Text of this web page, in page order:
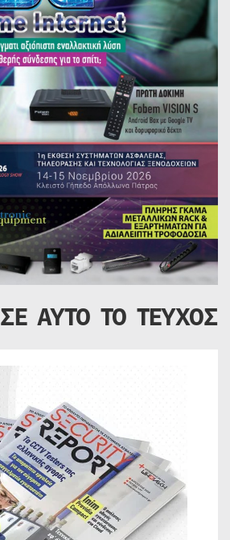
ΣΕ ΑΥΤΟ ΤΟ ΤΕΥΧΟΣ